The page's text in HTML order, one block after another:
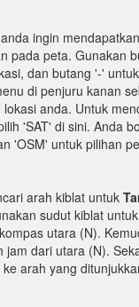
ingin
pada peta. Gunakan
dan butang '-'
di penjuru kanan
anda. Untuk
'SAT' di sini. Anda
'OSM' untuk pilihan
arah kiblat untuk
sudut kiblat
utara (N).
jam dari utara (N).
arah yang